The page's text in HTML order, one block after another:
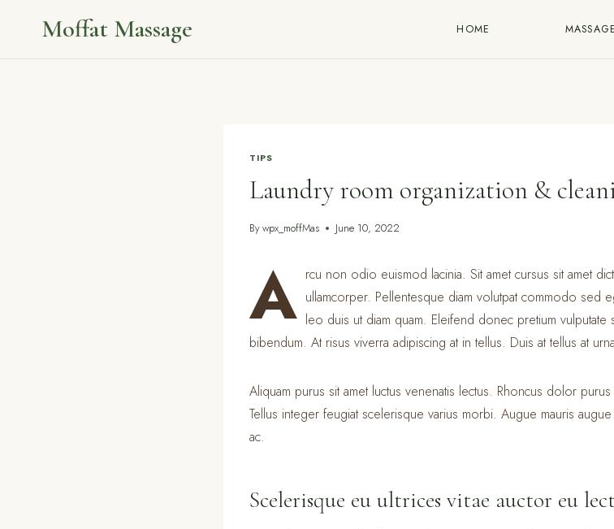
content
Moffat Massage HOME
TIPS
Laundry room organization &
Bywpx_moffMas June 10, 2022
A rcu non odio euismod lacinia. Sit amet cursus sit amet
ullamcorper. Pellentesque diam volutpat commodo sed
leo duis ut diam quam. Eleifend donec pretium vulputate
bibendum. At risus viverra adipiscing at in tellus. Duis at tellus at
Aliquam purus sit amet luctus venenatis lectus. Rhoncus dolor
Tellus integer feugiat scelerisque varius morbi. Augue mauris
ac.
Scelerisque eu ultrices vitae auctor eu